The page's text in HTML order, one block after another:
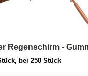
Regenschirm -
bei 250 Stück